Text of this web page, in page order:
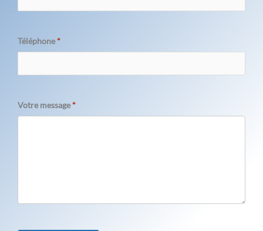
Téléphone*
Votre message*